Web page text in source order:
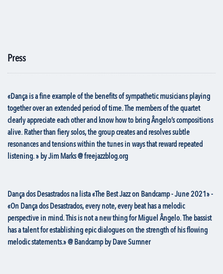
Press
«Dança is a fine example of the benefits of sympathetic musicians playing
together over an extended period of time. The members of the quartet
clearly appreciate each other and know how to bring Ângelo’s compositions
alive. Rather than fiery solos, the group creates and resolves subtle
resonances and tensions within the tunes in ways that reward repeated
listening. » by Jim Marks @ freejazzblog.org
Dança dos Desastrados na lista «The Best Jazz on Bandcamp - June 2021» -
«On Dança dos Desastrados, every note, every beat has a melodic
perspective in mind. This is not a new thing for Miguel Ângelo. The bassist
has a talent for establishing epic dialogues on the strength of his flowing
melodic statements.» @ Bandcamp by Dave Sumner